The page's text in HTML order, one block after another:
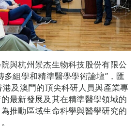
與杭州景杰生物科技股份有限公
多組學和精準醫學學術論壇”，匯
及澳門的頂尖科研人員與產業專
最新發展及其在精準醫學領域的
推動區域生命科學與醫學研究的